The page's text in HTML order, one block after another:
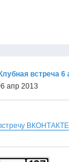
встреча 6
апр 2013
ВКОНТАКТЕ